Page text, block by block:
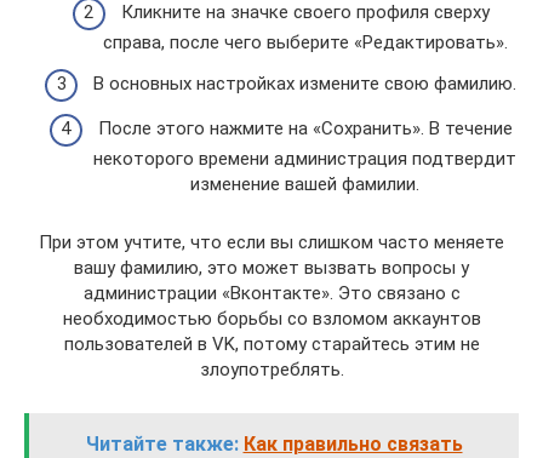
Кликните на значке своего профиля сверху
справа, после чего выберите «Редактировать».
В основных настройках измените свою фамилию.
После этого нажмите на «Сохранить». В течение
некоторого времени администрация подтвердит
изменение вашей фамилии.
При этом учтите, что если вы слишком часто меняете
вашу фамилию, это может вызвать вопросы у
администрации «Вконтакте». Это связано с
необходимостью борьбы со взломом аккаунтов
пользователей в VK, потому старайтесь этим не
злоупотреблять.
Читайте также: Как правильно связать